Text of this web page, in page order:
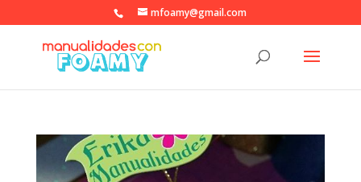
mfoamy@gmail.com